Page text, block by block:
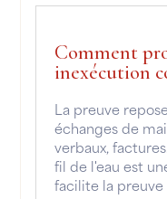
Comment
inexécution
La preuve
échanges de
verbaux,
fil de l'eau est
facilite la preuve